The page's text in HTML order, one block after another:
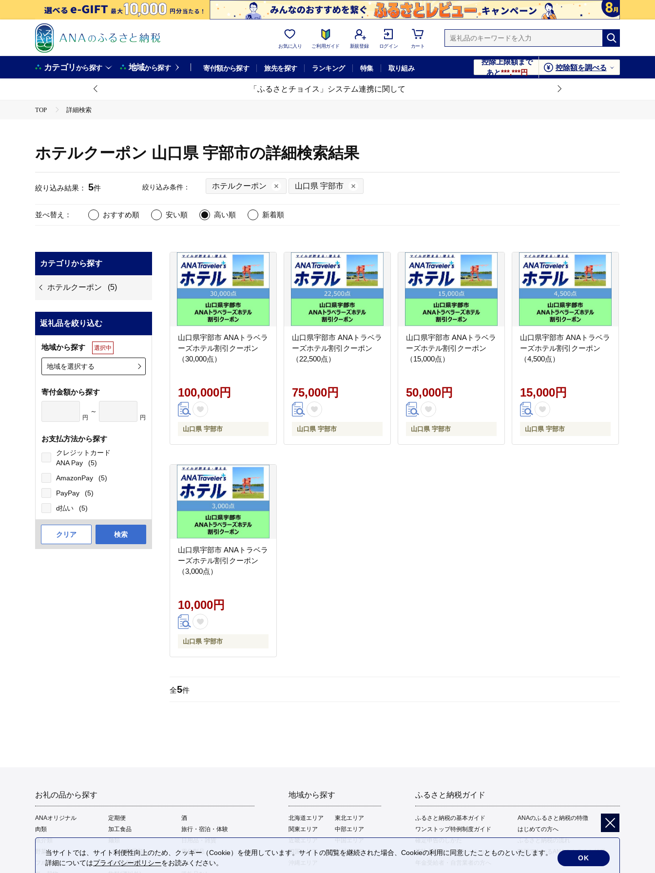
お気に入り ご利用ガイド 新規登録 ログイン カート
カテゴリから探す 地域から探す 寄付額から探す 旅先を探す ランキング 特集 取り組み
控除上限額まで
あと***,***円
控除額を調べる
「ふるさとチョイス」システム連携に関して
TOP 詳細検索
ホテルクーポン 山口県 宇部市の詳細検索結果
絞り込み結果： 5件 絞り込み条件： ホテルクーポン 山口県 宇部市
並べ替え： おすすめ順 安い順 高い順 新着順
カテゴリから探す
ホテルクーポン (5)
返礼品を絞り込む
地域から探す 選択中
地域を選択する
寄付金額から探す
円
～
円
お支払方法から探す
クレジットカード
ANA Pay
(5)
AmazonPay
(5)
PayPay
(5)
d払い
(5)
クリア 検索
山口県宇部市 ANAトラベラ
ーズホテル割引クーポン
（30,000点）
100,000円
山口県 宇部市
山口県宇部市 ANAトラベラ
ーズホテル割引クーポン
（22,500点）
75,000円
山口県 宇部市
山口県宇部市 ANAトラベラ
ーズホテル割引クーポン
（15,000点）
50,000円
山口県 宇部市
山口県宇部市 ANAトラベラ
ーズホテル割引クーポン
（4,500点）
15,000円
山口県 宇部市
山口県宇部市 ANAトラベラ
ーズホテル割引クーポン
（3,000点）
10,000円
山口県 宇部市
全5件
お礼の品から探す
ANAオリジナル 定期便
酒
肉類
加工食品
旅行・宿泊・体験
魚介類
野菜
パン・菓子類
電化製品
フルーツ
卵・乳製品
ファッション
地域から探す
北海道エリア
東北エリア
関東エリア
中部エリア
四国エリア
九州エリア
ふるさと納税ガイド
ふるさと納税の基本ガイド
ANAのふるさと納税の特徴
ワンストップ特例制度ガイド
はじめての方へ
ふるさと納税の流れ
控除上限額シミュレーション
動画でわかるANAのふるさと納税
年金受給者・自営業者の方へ
当サイトでは、サイト利便性向上のため、クッキー（Cookie）を使用しています。サイトの閲覧を継続された場合、Cookieの利用に同意したことものといたします。
詳細についてはプライバシーポリシーをお読みください。
OK